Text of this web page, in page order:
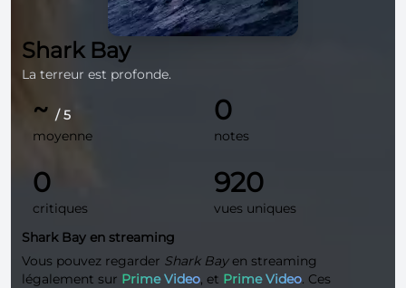
Shark Bay
La terreur est profonde.
~ / 5
moyenne
0
notes
0
critiques
920
vues uniques
Shark Bay en streaming
Vous pouvez regarder Shark Bayen streaming
légalement sur Prime Video, et Prime Video. Ces